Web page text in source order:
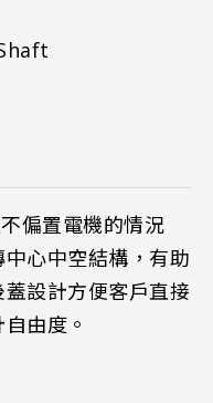
偏置電機的情況
心中空結構，有助
設計方便客戶直接
由度。